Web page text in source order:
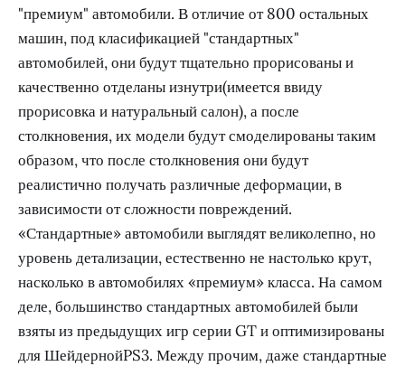
"премиум" автомобили. В отличие от 800 остальных
машин, под класификацией "стандартных"
автомобилей, они будут тщательно прорисованы и
качественно отделаны изнутри(имеется ввиду
прорисовка и натуральный салон), а после
столкновения, их модели будут смоделированы таким
образом, что после столкновения они будут
реалистично получать различные деформации, в
зависимости от сложности повреждений.
«Стандартные» автомобили выглядят великолепно, но
уровень детализации, естественно не настолько крут,
насколько в автомобилях «премиум» класса. На самом
деле, большинство стандартных автомобилей были
взяты из предыдущих игр серии GT и оптимизированы
для ШейдернойPS3. Между прочим, даже стандартные